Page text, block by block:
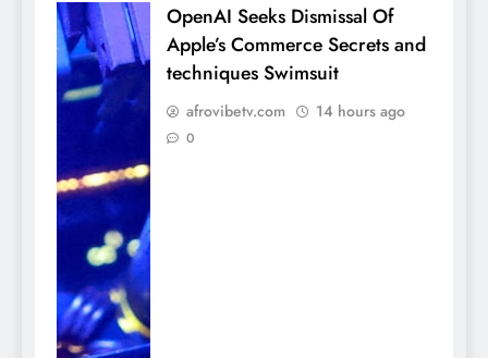
OpenAI Seeks Dismissal Of
Apple’s Commerce Secrets and
techniques Swimsuit
afrovibetv.com 14 hours ago
0